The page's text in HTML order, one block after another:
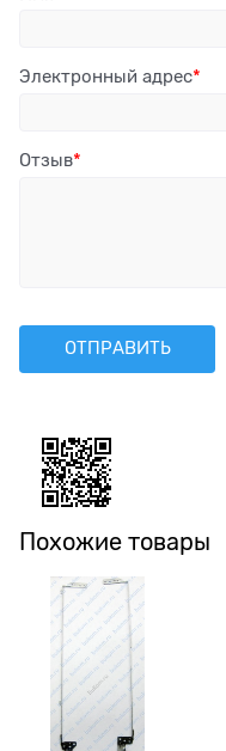
Электронный адрес
Отзыв
Похожие товары